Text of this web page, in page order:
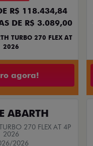
R$ 118.434,84
DE R$ 3.089,00
TURBO 270 FLEX AT
2026
agora!
ABARTH
270 FLEX AT 4P
2026
2026